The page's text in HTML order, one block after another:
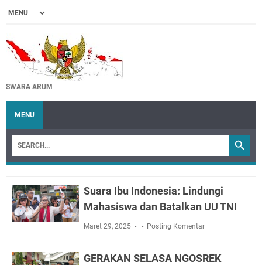
SWARA ARUM
MENU
Suara Ibu Indonesia: Lindungi
Mahasiswa dan Batalkan UU TNI
Maret 29, 2025 Posting Komentar
GERAKAN SELASA NGOSREK